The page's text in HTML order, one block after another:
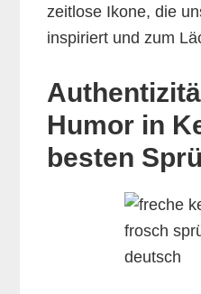
zeitlose Ikone, die
inspiriert und zum
Humor in
besten